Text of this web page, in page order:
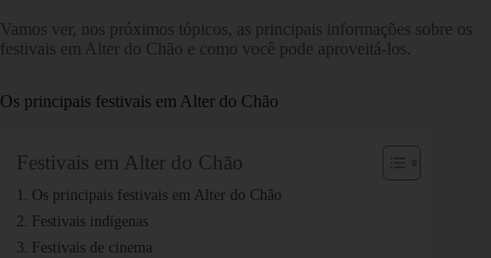
Vamos ver, nos próximos tópicos, as principais informações sobre os
festivais em Alter do Chão e como você pode aproveitá-los.
Os principais festivais em Alter do Chão
Festivais em Alter do Chão
Os principais festivais em Alter do Chão
Festivais indígenas
Festivais de cinema